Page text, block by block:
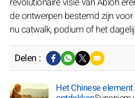
de ontwerpen bestemd zijn
nu catwalk, podium of het
Delen :
Het Chinese